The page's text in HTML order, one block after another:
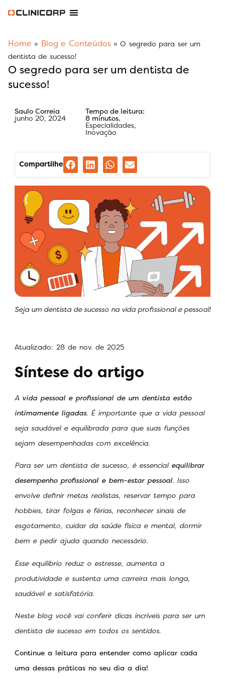
Home » Blog e Conteúdos»O segredo para ser um
dentista de sucesso!
O segredo para ser um dentista de
sucesso!
Saulo Correia
junho 20, 2024
Tempo de leitura:
8 minutos.
Especialidades,
Inovação
Compartilhe
Seja um dentista de sucesso na vida profissional e pessoal!
Atualizado: 28 de nov. de 2025
Síntese do artigo
A vida pessoal e profissional de um dentista estão
intimamente ligadas. É importante que a vida pessoal
seja saudável e equilibrada para que suas funções
sejam desempenhadas com excelência.
Para ser um dentista de sucesso, é essencial equilibrar
desempenho profissional e bem-estar pessoal. Isso
envolve definir metas realistas, reservar tempo para
hobbies, tirar folgas e férias, reconhecer sinais de
esgotamento, cuidar da saúde física e mental, dormir
bem e pedir ajuda quando necessário.
Esse equilíbrio reduz o estresse, aumenta a
produtividade e sustenta uma carreira mais longa,
saudável e satisfatória.
Neste blog você vai conferir dicas incríveis para ser um
dentista de sucesso em todos os sentidos.
Continue a leitura para entender como aplicar cada
uma dessas práticas no seu dia a dia!